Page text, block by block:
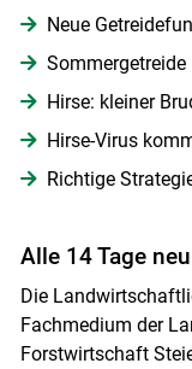
Neue
Hirse: kleiner
Hirse-Virus
Richtige
Alle 14 Tage neu
Die
Fachmedium der
Forstwirtschaft